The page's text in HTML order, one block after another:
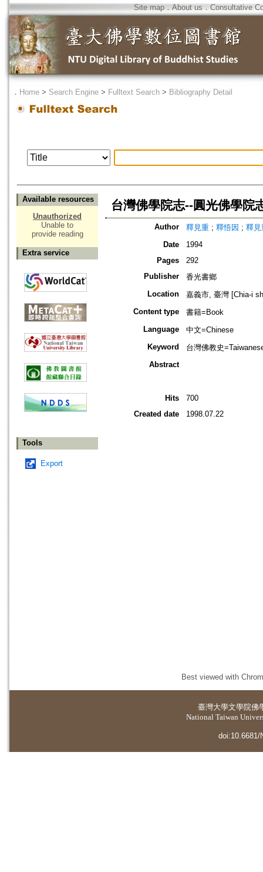
Site map．About us ． Consultative
． Home > Search Engine > Fulltext Search > Bibliography Detail
Available resources
Unauthorized
Unable to
provide reading
Extra service
Tools
Export
台灣佛學院志--圓光佛學院
Author 釋見重 ; 釋悟因 ; 釋見
Date
1994
Pages
292
Publisher
香光書鄉
Location
嘉義市, 臺灣 [Chia-i
Content type
書籍=Book
Language
中文=Chinese
Keyword
台灣佛教史
Abstract
Hits
700
Created date
1998.07.22
Best viewed with
臺灣大學文學院佛
National Taiwan
doi:10.6681/